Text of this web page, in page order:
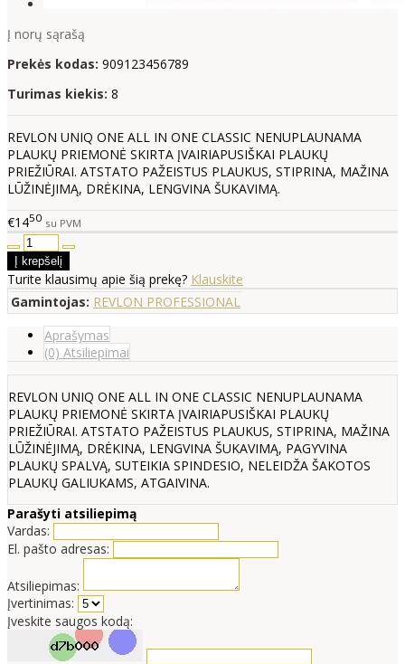
Į norų sąrašą
Prekės kodas: 909123456789
Turimas kiekis: 8
REVLON UNIQ ONE ALL IN ONE CLASSIC NENUPLAUNAMA
PLAUKŲ PRIEMONĖ SKIRTA ĮVAIRIAPUSIŠKAI PLAUKŲ
PRIEŽIŪRAI. ATSTATO PAŽEISTUS PLAUKUS, STIPRINA, MAŽINA
LŪŽINĖJIMĄ, DRĖKINA, LENGVINA ŠUKAVIMĄ.
€1450 su PVM
Turite klausimų apie šią prekę? Klauskite
Gamintojas: REVLON PROFESSIONAL
Aprašymas
(0) Atsiliepimai
REVLON UNIQ ONE ALL IN ONE CLASSIC NENUPLAUNAMA
PLAUKŲ PRIEMONĖ SKIRTA ĮVAIRIAPUSIŠKAI PLAUKŲ
PRIEŽIŪRAI. ATSTATO PAŽEISTUS PLAUKUS, STIPRINA, MAŽINA
LŪŽINĖJIMĄ, DRĖKINA, LENGVINA ŠUKAVIMĄ, PAGYVINA
PLAUKŲ SPALVĄ, SUTEIKIA SPINDESIO, NELEIDŽA ŠAKOTOS
PLAUKŲ GALIUKAMS, ATGAIVINA.
Parašyti atsiliepimą
Vardas:
El. pašto adresas:
Atsiliepimas:
Įvertinimas:
Įveskite saugos kodą: